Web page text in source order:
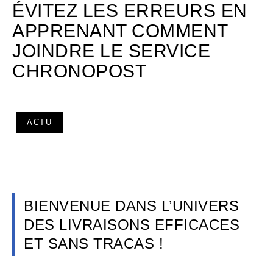
ÉVITEZ LES ERREURS EN
APPRENANT COMMENT
JOINDRE LE SERVICE
CHRONOPOST
ACTU
BIENVENUE DANS L’UNIVERS
DES LIVRAISONS EFFICACES
ET SANS TRACAS !